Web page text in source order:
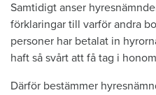
Samtidigt anser
förklaringar till varför andra
personer har betalat in
haft så svårt att få tag i
Därför bestämmer